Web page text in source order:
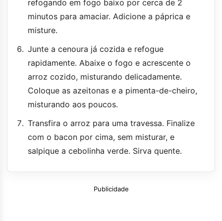
refogando em fogo baixo por cerca de 2
minutos para amaciar. Adicione a páprica e
misture.
Junte a cenoura já cozida e refogue
rapidamente. Abaixe o fogo e acrescente o
arroz cozido, misturando delicadamente.
Coloque as azeitonas e a pimenta-de-cheiro,
misturando aos poucos.
Transfira o arroz para uma travessa. Finalize
com o bacon por cima, sem misturar, e
salpique a cebolinha verde. Sirva quente.
Publicidade